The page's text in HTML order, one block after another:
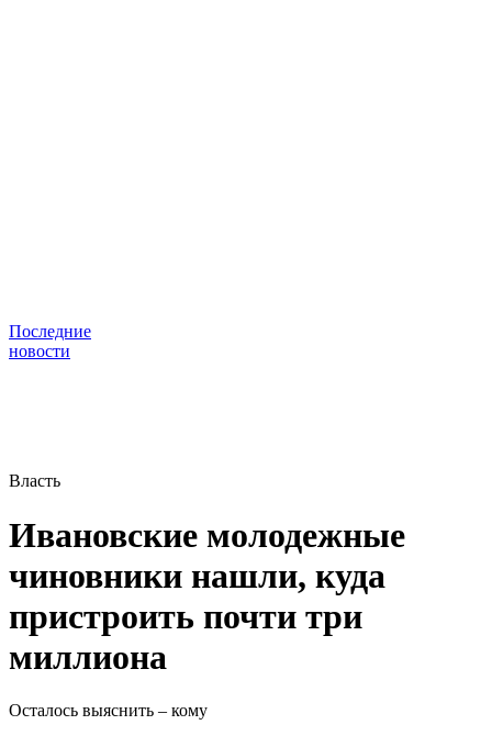
Последние
новости
Власть
Ивановские молодежные
чиновники нашли, куда
пристроить почти три
миллиона
Осталось выяснить – кому